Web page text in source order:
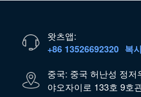
왓츠앱:
+86 13526692320 복
중국: 중국 허난성 정저
야오자이로 133호 9호